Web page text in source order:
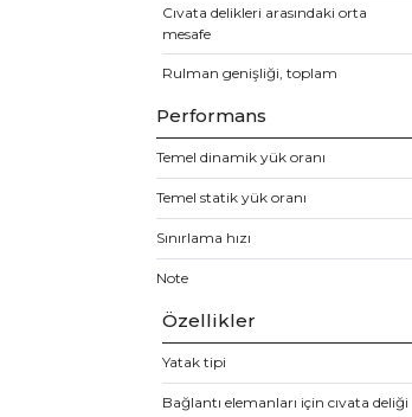
Cıvata delikleri arasındaki orta
mesafe
Rulman genişliği, toplam
Performans
Temel dinamik yük oranı
Temel statik yük oranı
Sınırlama hızı
Note
Özellikler
Yatak tipi
Bağlantı elemanları için cıvata deliği